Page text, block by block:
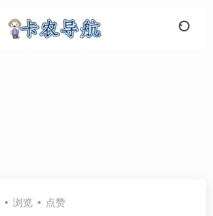
浏览 点赞